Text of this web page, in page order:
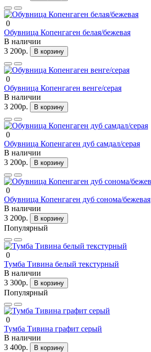
0
Обувница Копенгаген белая/бежевая
В наличии
3 200р.
В корзину
0
Обувница Копенгаген венге/серая
В наличии
3 200р.
В корзину
0
Обувница Копенгаген дуб самдал/серая
В наличии
3 200р.
В корзину
0
Обувница Копенгаген дуб сонома/бежевая
В наличии
3 200р.
В корзину
Популярный
0
Тумба Тивина белый текстурный
В наличии
3 300р.
В корзину
Популярный
0
Тумба Тивина графит серый
В наличии
3 400р.
В корзину